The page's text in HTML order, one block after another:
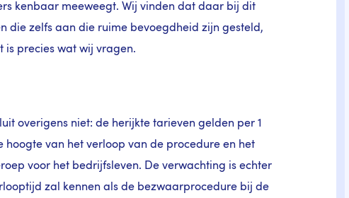
kenbaar meeweegt. Wij vinden dat daar bij dit
die zelfs aan die ruime bevoegdheid zijn gesteld,
is precies wat wij vragen.
overigens niet: de herijkte tarieven gelden per 1
hoogte van het verloop van de procedure en het
voor het bedrijfsleven. De verwachting is echter
zal kennen als de bezwaarprocedure bij de